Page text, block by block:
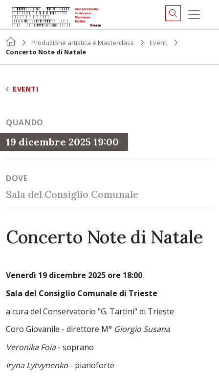
Produzione artistica e Masterclass
Eventi
Concerto Note di Natale
EVENTI
QUANDO
19 dicembre 2025 19:00
DOVE
Sala del Consiglio Comunale
Concerto Note di Natale
Venerdì 19 dicembre 2025 ore 18:00
Sala del Consiglio Comunale di Trieste
a cura del Conservatorio "G. Tartini" di Trieste
Coro Giovanile - direttore M° Giorgio Susana
Veronika Foia- soprano
Iryna Lytvynenko - pianoforte